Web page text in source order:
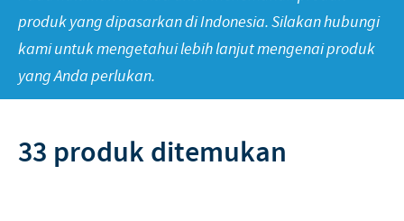
Vaksin frozen (1)
Desinfektan (1)
Metabolisme (1)
Vaksin imun komplek (1)
produk yang dipasarkan di Indonesia. Silakan hubungi
kami untuk mengetahui lebih lanjut mengenai produk
yang Anda perlukan.
33 produk ditemukan